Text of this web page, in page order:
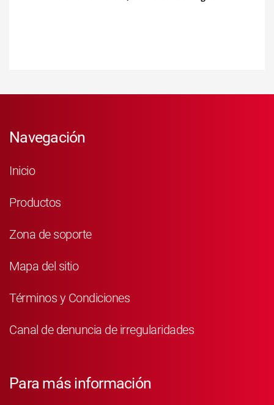
Navegación
Inicio
Productos
Zona de soporte
Mapa del sitio
Términos y Condiciones
Canal de denuncia de irregularidades
Para más información